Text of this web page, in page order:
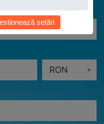
RON
setări